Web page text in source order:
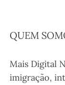
QUEM
Mais Digital
imigração,